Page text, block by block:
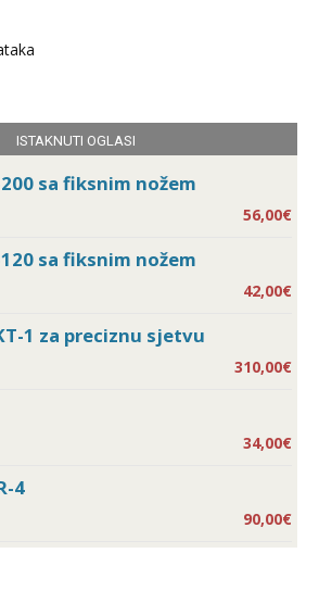
ISTAKNUTI OGLASI
sa fiksnim nožem
56,00€
sa fiksnim nožem
42,00€
1 za preciznu sjetvu
310,00€
34,00€
4
90,00€